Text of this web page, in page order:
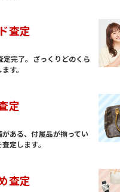
査定
定完了。ざっくりどのくら
す。
定
ある、付属品が揃ってい
定します。
査定